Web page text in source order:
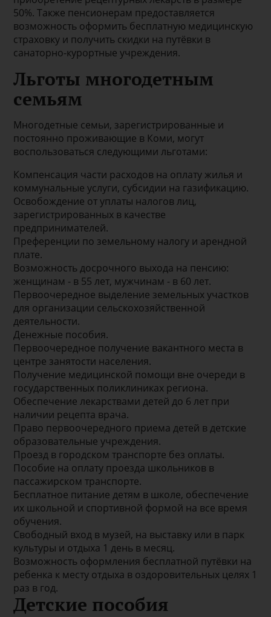
50%. Также пенсионерам предоставляется
возможность оформить бесплатную медицинскую
страховку и получить скидки на путёвки в
санаторно-курортные учреждения.
Льготы многодетным
семьям
Многодетные семьи, зарегистрированные и
постоянно проживающие в Коми, могут
воспользоваться следующими льготами:
Компенсация части расходов на оплату жилья и
коммунальные услуги, субсидии на газификацию.
Освобождение от уплаты налогов лиц,
зарегистрированных в качестве
предпринимателей.
Преференции по земельному налогу и арендной
плате.
Возможность досрочного выхода на пенсию:
женщинам - в 55 лет, мужчинам - в 60 лет.
Первоочередное выделение земельных участков
для организации сельскохозяйственной
деятельности.
Денежные пособия.
Первоочередное получение вакантного места в
центре занятости населения.
Получение медицинской помощи вне очереди в
государственных поликлиниках региона.
Обеспечение лекарствами детей до 6 лет при
наличии рецепта врача.
Право первоочередного приема детей в детские
образовательные учреждения.
Проезд в городском транспорте без оплаты.
Пособие на оплату проезда школьников в
пассажирском транспорте.
Бесплатное питание детям в школе, обеспечение
их школьной и спортивной формой на все время
обучения.
Свободный вход в музей, на выставку или в парк
культуры и отдыха 1 день в месяц.
Возможность оформления бесплатной путёвки на
ребенка к месту отдыха в оздоровительных целях 1
раз в год.
Детские пособия